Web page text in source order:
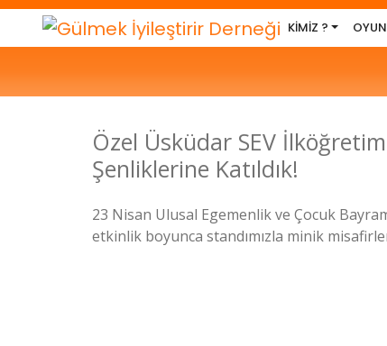
KİMİZ ?
Özel Üsküdar SEV
Şenliklerine Katıldık!
23 Nisan Ulusal Egemenlik ve Çocuk
etkinlik boyunca standımızla minik